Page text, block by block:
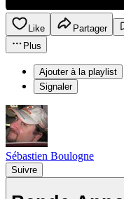
Like Partager
Plus
Ajouter à la playlist
Signaler
Sébastien Boulogne
Suivre